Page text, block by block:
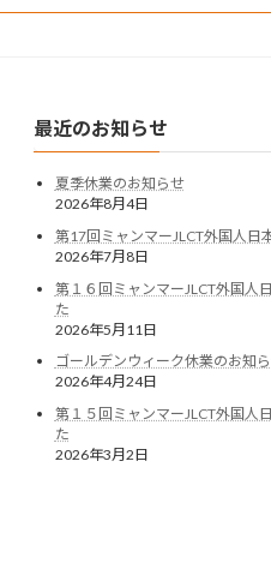
最近のお知らせ
夏季休業のお知らせ
2026年8月4日
第17回ミャンマーJLCT外国人日
2026年7月8日
第１６回ミャンマーJLCT外国人
た
2026年5月11日
ゴールデンウィーク休業のお知
2026年4月24日
第１５回ミャンマーJLCT外国人
た
2026年3月2日